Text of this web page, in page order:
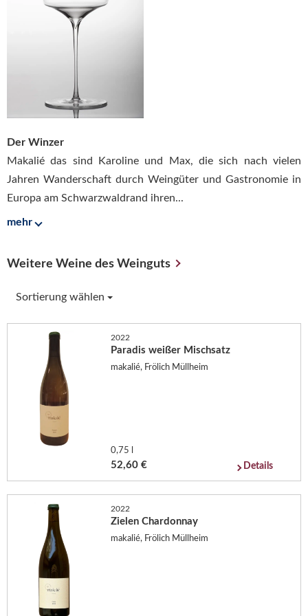
Der Winzer
Makalié das sind Karoline und Max, die sich nach vielen
Jahren Wanderschaft durch Weingüter und Gastronomie in
Europa am Schwarzwaldrand ihren...
mehr
Weitere Weine des Weinguts
Sortierung wählen
2022
Paradis weißer Mischsatz
makalié, Frölich Müllheim
0,75 l
52,60 € Details
2022
Zielen Chardonnay
makalié, Frölich Müllheim